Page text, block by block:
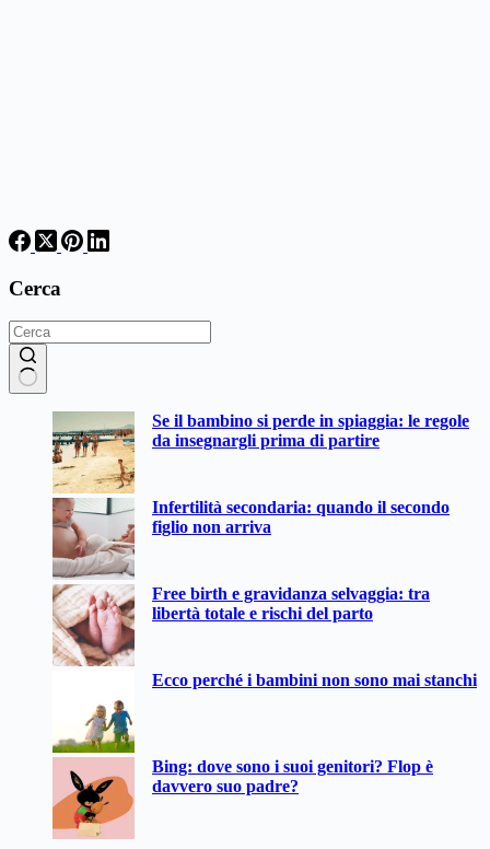
Cerca
Se il bambino si perde in spiaggia: le regole
da insegnargli prima di partire
Infertilità secondaria: quando il secondo
figlio non arriva
Free birth e gravidanza selvaggia: tra
libertà totale e rischi del parto
Ecco perché i bambini non sono mai stanchi
Bing: dove sono i suoi genitori? Flop è
davvero suo padre?